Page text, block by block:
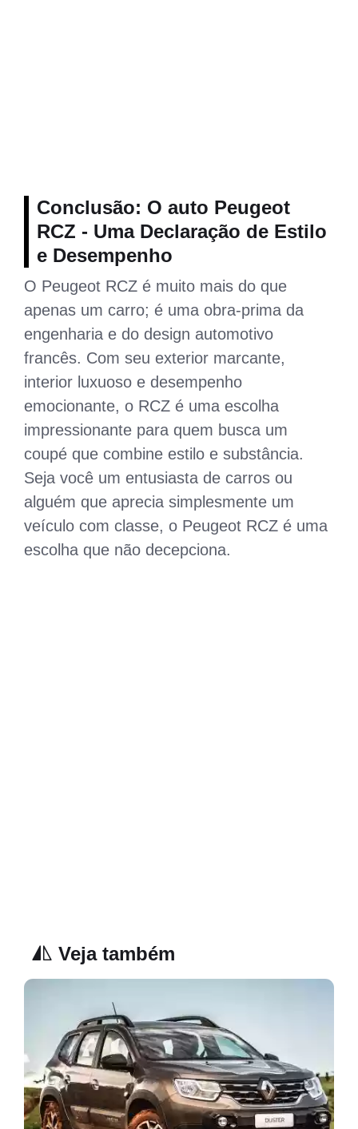
Conclusão: O auto Peugeot
RCZ - Uma Declaração de Estilo
e Desempenho
O Peugeot RCZ é muito mais do que
apenas um carro; é uma obra-prima da
engenharia e do design automotivo
francês. Com seu exterior marcante,
interior luxuoso e desempenho
emocionante, o RCZ é uma escolha
impressionante para quem busca um
coupé que combine estilo e substância.
Seja você um entusiasta de carros ou
alguém que aprecia simplesmente um
veículo com classe, o Peugeot RCZ é uma
escolha que não decepciona.
Veja também